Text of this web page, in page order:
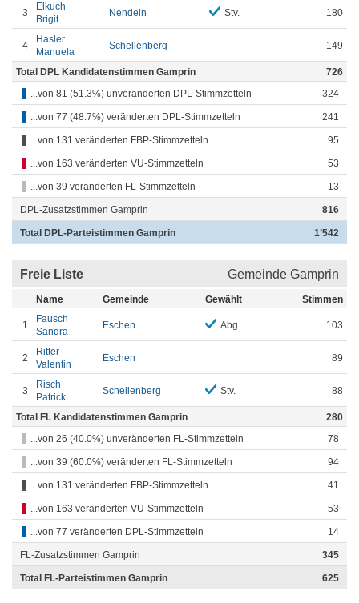
3
Elkuch
Brigit
Nendeln Stv. 180
4
Hasler
Manuela
Schellenberg 149
Total DPL Kandidatenstimmen Gamprin
726
...von 81 (51.3%) unveränderten DPL-Stimmzetteln
324
...von 77 (48.7%) veränderten DPL-Stimmzetteln 241
...von 131 veränderten FBP-Stimmzetteln 95
...von 163 veränderten VU-Stimmzetteln 53
...von 39 veränderten FL-Stimmzetteln 13
DPL-Zusatzstimmen Gamprin 816
Total DPL-Parteistimmen Gamprin 1’542
Freie Liste Gemeinde Gamprin
Name Gemeinde Gewählt Stimmen
1
Fausch
Sandra
Eschen Abg. 103
2
Ritter
Valentin
Eschen 89
3
Risch
Patrick
Schellenberg Stv. 88
Total FL Kandidatenstimmen Gamprin
280
...von 26 (40.0%) unveränderten FL-Stimmzetteln
78
...von 39 (60.0%) veränderten FL-Stimmzetteln 94
...von 131 veränderten FBP-Stimmzetteln 41
...von 163 veränderten VU-Stimmzetteln 53
...von 77 veränderten DPL-Stimmzetteln 14
FL-Zusatzstimmen Gamprin 345
Total FL-Parteistimmen Gamprin 625